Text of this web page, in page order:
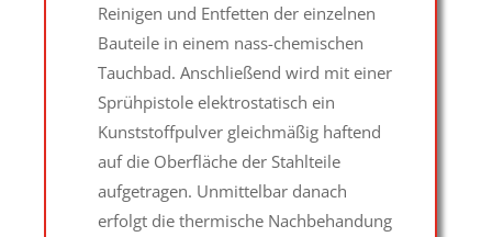
Reinigen und Entfetten der einzelnen
Bauteile in einem nass-chemischen
Tauchbad. Anschließend wird mit einer
Sprühpistole elektrostatisch ein
Kunststoffpulver gleichmäßig haftend
auf die Oberfläche der Stahlteile
aufgetragen. Unmittelbar danach
erfolgt die thermische Nachbehandung